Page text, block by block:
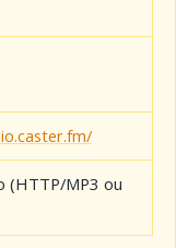
(HTTP/MP3 ou